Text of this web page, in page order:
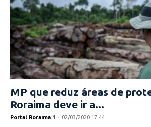
MP que reduz áreas de
Roraima deve ir a...
Portal Roraima 1 - 02/03/2020 17:44